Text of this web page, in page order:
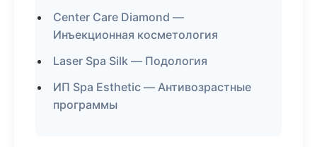
Center Care Diamond —
Инъекционная косметология
Laser Spa Silk — Подология
ИП Spa Esthetic — Антивозрастные
программы